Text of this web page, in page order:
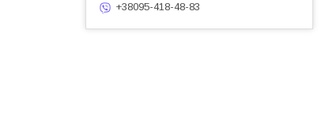
+38095-418-48-83